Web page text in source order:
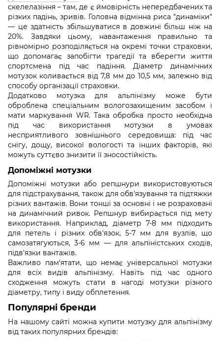
скелелазіння – там, де є ймовірність непередбачених та
різких падінь, зривів. Головна відмінна риса "динаміки"
— це здатність збільшуватися в довжині більш ніж на
20%. Завдяки цьому, навантаження правильно та
рівномірно розподіляється на окремі точки страховки,
що допомагає запобігти трагедії та вберегти життя
спортсмена під час падіння. Діаметр динамічних
мотузок коливається від 7,8 мм до 10,5 мм, залежно від
способу організації страховки.
Додатково мотузка для альпінізму може бути
оброблена спеціальним вологозахищеним засобом і
мати маркування WR. Така обробка просто необхідна
під час використання мотузки в умовах
несприятливого зовнішнього середовища: під час
снігу, дощу, високої вологості та інших факторів, які
можуть суттєво знизити її зносостійкість.
Допоміжні мотузки
Допоміжні мотузки або репшнури використовуються
для підстрахування, також для обв'язування та підтяжки
різних вантажів. Вони тонші за основні і не розраховані
на динамічний ривок. Репшнур вибирається під мету
використання. Наприклад, діаметр 7-8 мм підходить
для петель і різних обв'язок, 5-7 мм для вузлів, що
самозатягуються, 3-6 мм — для альпіністських сходів,
підв'язки вантажів.
Важливо пам'ятати, що немає універсальної мотузки
для всіх видів альпінізму. Навіть під час одного
сходження можуть стати в нагоді мотузки різного
діаметру, типу і виду обплетення.
Популярні бренди
На нашому сайті можна купити мотузку для альпінізму
від таких популярних брендів: